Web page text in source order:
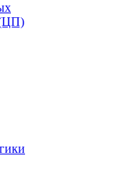
(ЦП)